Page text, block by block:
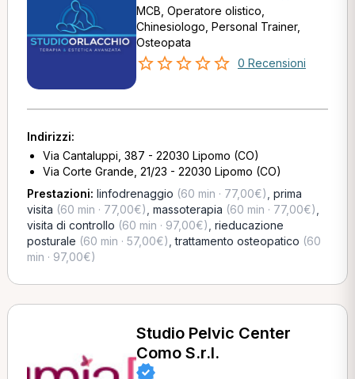
MCB, Operatore olistico,
Chinesiologo, Personal Trainer,
Osteopata
0 Recensioni
Indirizzi:
Via Cantaluppi, 387 - 22030 Lipomo (CO)
Via Corte Grande, 21/23 - 22030 Lipomo (CO)
Prestazioni: linfodrenaggio (60 min · 77,00€) prima
visita (60 min · 77,00€) massoterapia (60 min · 77,00€)
visita di controllo (60 min · 97,00€) rieducazione
posturale (60 min · 57,00€) ,trattamento osteopatico (60
min · 97,00€)
Studio Pelvic Center
Como S.r.l.